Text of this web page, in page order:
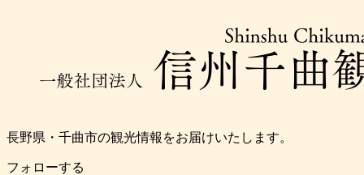
長野県・千曲市の観光情報をお届けいたします。
フォローする